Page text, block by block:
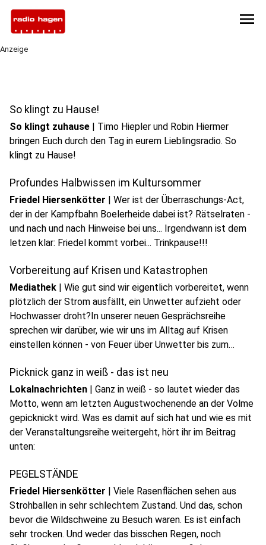
menu
Anzeige
So klingt zu Hause!
So klingt zuhause | Timo Hiepler und Robin Hiermer
bringen Euch durch den Tag in eurem Lieblingsradio. So
klingt zu Hause!
Profundes Halbwissen im Kultursommer
Friedel Hiersenkötter | Wer ist der Überraschungs-Act,
der in der Kampfbahn Boelerheide dabei ist? Rätselraten -
und nach und nach Hinweise bei uns... Irgendwann ist dem
letzen klar: Friedel kommt vorbei... Trinkpause!!!
play_circleAudio anhören
Vorbereitung auf Krisen und Katastrophen
Mediathek | Wie gut sind wir eigentlich vorbereitet, wenn
plötzlich der Strom ausfällt, ein Unwetter aufzieht oder
Hochwasser droht?In unserer neuen Gesprächsreihe
sprechen wir darüber, wie wir uns im Alltag auf Krisen
einstellen können - von Feuer über Unwetter bis zum
play_circle Audio anhören
Picknick ganz in weiß - das ist neu
Lokalnachrichten | Ganz in weiß - so lautet wieder das
Motto, wenn am letzten Augustwochenende an der Volme
gepicknickt wird. Was es damit auf sich hat und wie es mit
der Veranstaltungsreihe weitergeht, hört ihr im Beitrag
unten:
PEGELSTÄNDE
Friedel Hiersenkötter | Viele Rasenflächen sehen aus
Strohballen in sehr schlechtem Zustand. Und das, schon
bevor die Wildschweine zu Besuch waren. Es ist einfach
sehr trocken. Und weder das bisschen Regen, noch